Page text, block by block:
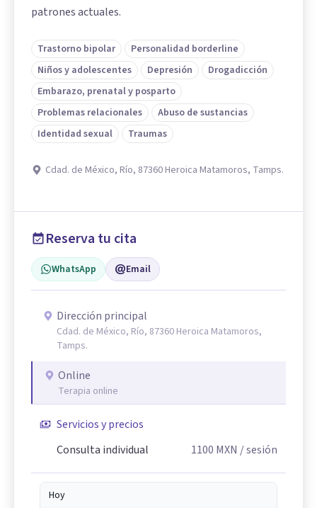
patrones actuales.
Trastorno bipolar
Personalidad borderline
Niños y adolescentes
Depresión
Drogadicción
Embarazo, prenatal y posparto
Problemas relacionales
Abuso de sustancias
Identidad sexual
Traumas
Cdad. de México, Río, 87360 Heroica Matamoros, Tamps.
Reserva tu cita
WhatsApp Email
Dirección principal
Cdad. de México, Río, 87360 Heroica Matamoros,
Tamps.
Online
Terapia online
Servicios y precios
Consulta individual
1100 MXN / sesión
Hoy